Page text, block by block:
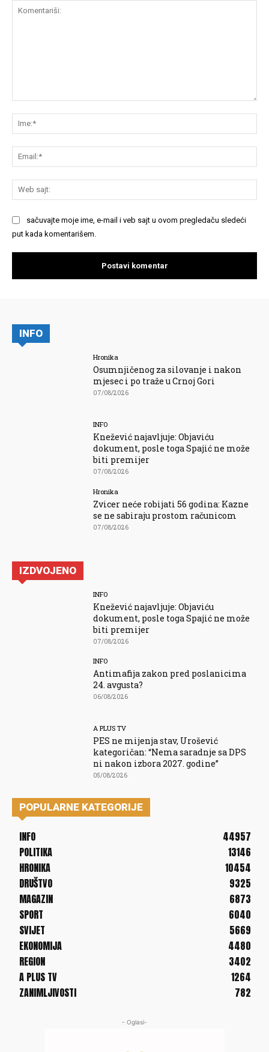
sačuvajte moje ime, e-mail i veb sajt u ovom pregledaču sledeći
put kada komentarišem.
INFO
Hronika
Osumnjičenog za silovanje i nakon
mjesec i po traže u Crnoj Gori
07/08/2026
INFO
Knežević najavljuje: Objaviću
dokument, posle toga Spajić ne može
biti premijer
07/08/2026
Hronika
Zvicer neće robijati 56 godina: Kazne
se ne sabiraju prostom računicom
07/08/2026
IZDVOJENO
INFO
Knežević najavljuje: Objaviću
dokument, posle toga Spajić ne može
biti premijer
07/08/2026
INFO
Antimafija zakon pred poslanicima
24. avgusta?
06/08/2026
A PLUS TV
PES ne mijenja stav, Urošević
kategoričan: “Nema saradnje sa DPS
ni nakon izbora 2027. godine”
05/08/2026
POPULARNE KATEGORIJE
INFO
44957
POLITIKA
13146
HRONIKA
10454
DRUŠTVO
9325
MAGAZIN
6873
SPORT
6040
SVIJET
5669
EKONOMIJA
4480
REGION
3402
A PLUS TV
1264
ZANIMLJIVOSTI
782
- Oglasi-